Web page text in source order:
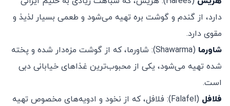
دارد، از گندم و گوشت بره تهیه می‌شود و طعمی بسیار لذیذ و
مقوی دارد.
شاورما
(Shawarma): شاورما، که از گوشت مزه‌دار شده و پخته
شده تهیه می‌شود، یکی از محبوب‌ترین غذاهای خیابانی دبی
است.
فلافل
(Falafel): فلافل، که از نخود و ادویه‌های مخصوص تهیه